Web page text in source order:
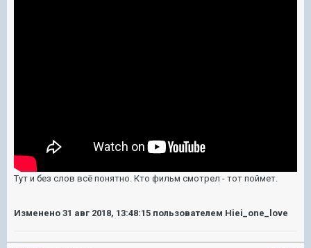
Тут и без слов всё понятно. Кто фильм смотрел - тот поймет.
Изменено 31 авг 2018, 13:48:15 пользователем Hiei_one_love